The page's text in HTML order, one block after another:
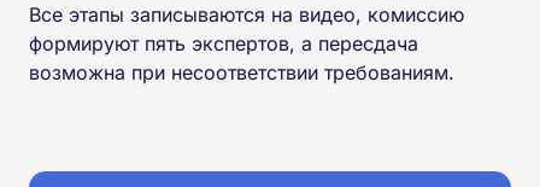
Все этапы записываются на видео, комиссию
формируют пять экспертов, а пересдача
возможна при несоответствии требованиям.